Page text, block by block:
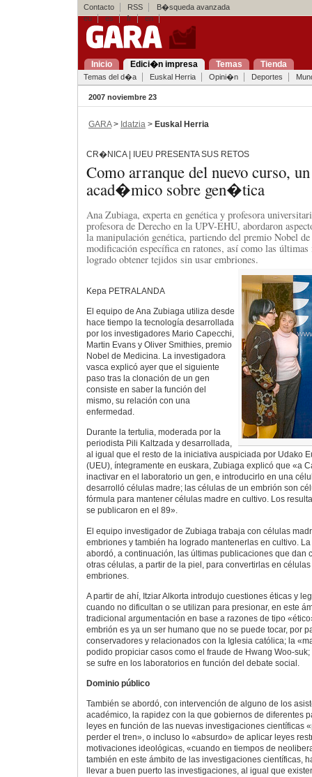
Contacto RSS
B�squeda avanzada
eu
es fr en
Inicio Edici�n impresa Temas Tienda
Temas del d�a Euskal Herria Opini�n Deportes
2007 noviembre 23
GARA> Idatzia > Euskal Herria
CR�NICA | IUEU PRESENTA SUS RETOS
Como arranque del nuevo curso,
acad�mico sobre gen�tica
Ana Zubiaga, experta en genética y profesora
profesora de Derecho en la UPV-EHU, abordaron
la manipulación genética, partiendo del premio Nobel
modificación específica en ratones, así como las últimas
logrado obtener tejidos sin usar embriones.
Kepa PETRALANDA
El equipo de Ana Zubiaga utiliza desde
hace tiempo la tecnología desarrollada
por los investigadores Mario Capecchi,
Martin Evans y Oliver Smithies, premio
Nobel de Medicina. La investigadora
vasca explicó ayer que el siguiente
paso tras la clonación de un gen
consiste en saber la función del
mismo, su relación con una
enfermedad.
Durante la tertulia, moderada por la
periodista Pili Kaltzada y desarrollada,
al igual que el resto de la iniciativa auspiciada por Udako
(UEU), íntegramente en euskara, Zubiaga explicó que «a
inactivar en el laboratorio un gen, e introducirlo en una
desarrolló células madre; las células de un embrión son
fórmula para mantener células madre en cultivo. Los
se publicaron en el 89».
El equipo investigador de Zubiaga trabaja con células
embriones y también ha logrado mantenerlas en cultivo.
abordó, a continuación, las últimas publicaciones que dan
otras células, a partir de la piel, para convertirlas en
embriones.
A partir de ahí, Itziar Alkorta introdujo cuestiones éticas y
cuando no dificultan o se utilizan para presionar, en este
tradicional argumentación en base a razones de tipo
embrión es ya un ser humano que no se puede tocar, por
conservadores y relacionados con la Iglesia católica; la
podido propiciar casos como el fraude de Hwang Woo-
se sufre en los laboratorios en función del debate social.
Dominio público
También se abordó, con intervención de alguno de los
académico, la rapidez con la que gobiernos de diferentes
leyes en función de las nuevas investigaciones científicas
perder el tren», o incluso lo «absurdo» de aplicar leyes
motivaciones ideológicas, «cuando en tiempos de
también en este ámbito de las investigaciones científicas,
llevar a buen puerto las investigaciones, al igual que